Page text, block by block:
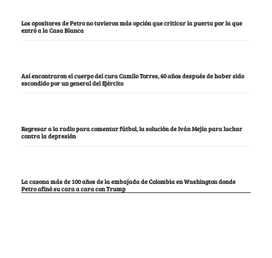
Los opositores de Petro no tuvieron más opción que criticar la puerta por la que
entró a la Casa Blanca
Así encontraron el cuerpo del cura Camilo Torres, 60 años después de haber sido
escondido por un general del Ejército
Regresar a la radio para comentar fútbol, la solución de Iván Mejía para luchar
contra la depresión
La casona más de 100 años de la embajada de Colombia en Washington donde
Petro afinó su cara a cara con Trump